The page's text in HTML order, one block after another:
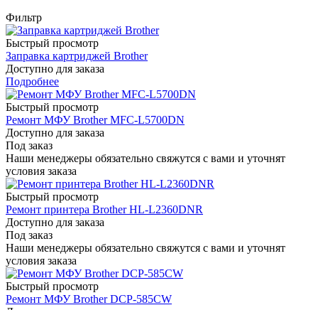
Фильтр
Быстрый просмотр
Заправка картриджей Brother
Доступно для заказа
Подробнее
Быстрый просмотр
Ремонт МФУ Brother MFC-L5700DN
Доступно для заказа
Под заказ
Наши менеджеры обязательно свяжутся с вами и уточнят
условия заказа
Быстрый просмотр
Ремонт принтера Brother HL-L2360DNR
Доступно для заказа
Под заказ
Наши менеджеры обязательно свяжутся с вами и уточнят
условия заказа
Быстрый просмотр
Ремонт МФУ Brother DCP-585CW